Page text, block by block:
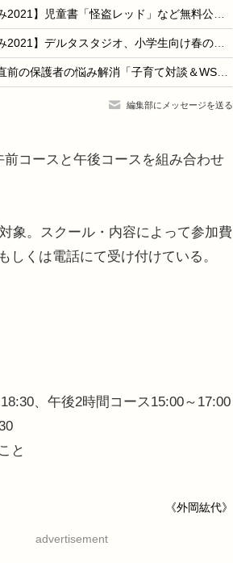
【春休み2021】児童書「怪盗レッド」など無料公開4/5まで…ヨメルバ
【春休み2021】デルタスタジオ、小学生向け春の探究イベント3/28-31
新学期直前の保護者の悩み解消「子育て対談＆WS」4/3
編集部にメッセージを送る
コースと午後コースを組み合わせ
象。スクール・内容によって参加費
くは電話にて受け付けている。
、午後2時間コース15:00～17:00
と
《外岡紘代》
advertisement